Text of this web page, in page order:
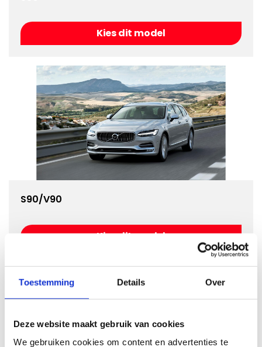
Toestemming Details Over
Deze website maakt gebruik van cookies
We gebruiken cookies om content en advertenties te
Kies dit model
S90/V90
Kies dit model